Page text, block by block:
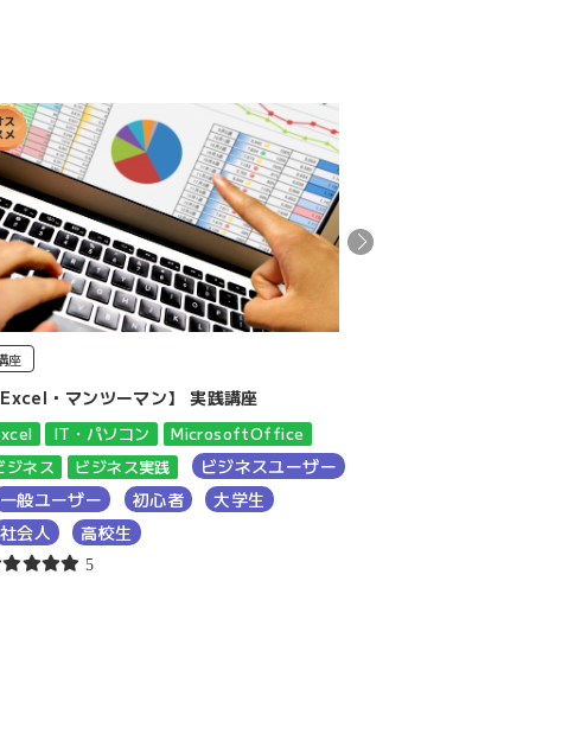
座
Excel・マンツーマン】 実践講座
IT・パソコン
MicrosoftOffice
ジネス
ビジネス実践
ビジネスユーザー
一般ユーザー
初心者
大学生
社会人
高校生
5